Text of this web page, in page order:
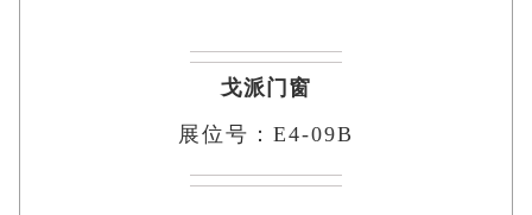
戈派门窗
展位号：E4-09B